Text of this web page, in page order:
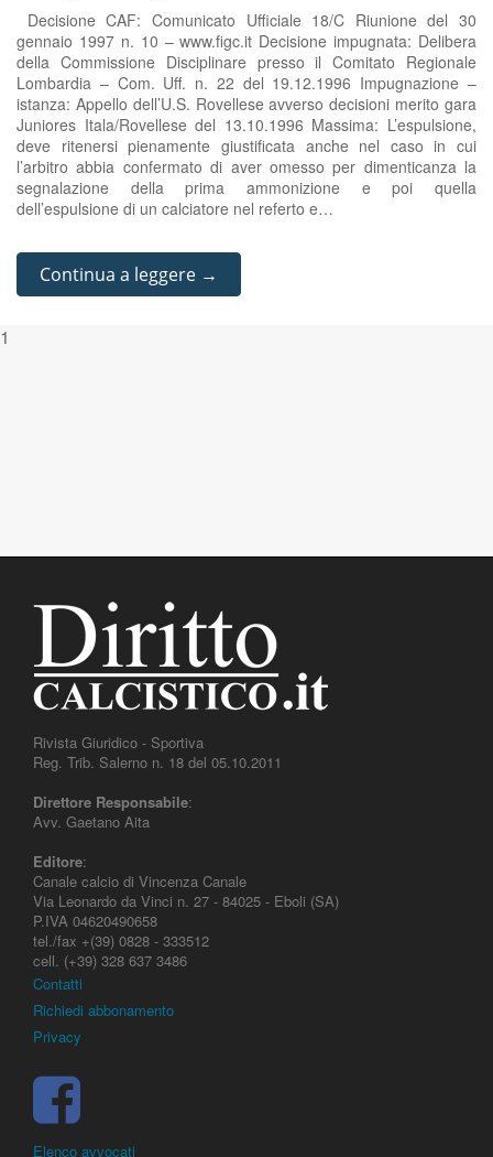
Decisione CAF: Comunicato Ufficiale 18/C Riunione del 30
gennaio 1997 n. 10 – www.figc.it Decisione impugnata: Delibera
della Commissione Disciplinare presso il Comitato Regionale
Lombardia – Com. Uff. n. 22 del 19.12.1996 Impugnazione –
istanza: Appello dell’U.S. Rovellese avverso decisioni merito gara
Juniores Itala/Rovellese del 13.10.1996 Massima: L’espulsione,
deve ritenersi pienamente giustificata anche nel caso in cui
l’arbitro abbia confermato di aver omesso per dimenticanza la
segnalazione della prima ammonizione e poi quella
dell’espulsione di un calciatore nel referto e…
Continua a leggere →
1
Rivista Giuridico - Sportiva
Reg. Trib. Salerno n. 18 del 05.10.2011
Direttore Responsabile:
Avv. Gaetano Aita
Editore:
Canale calcio di Vincenza Canale
Via Leonardo da Vinci n. 27 - 84025 - Eboli (SA)
P.IVA 04620490658
tel./fax +(39) 0828 - 333512
cell. (+39) 328 637 3486
Contatti
Richiedi abbonamento
Privacy
Elenco avvocati